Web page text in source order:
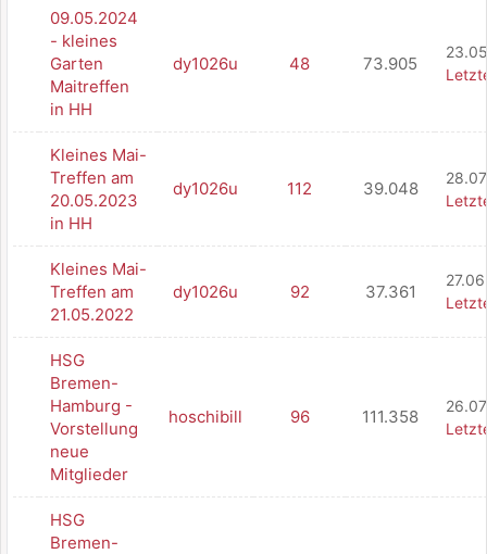
09.05.2024
- kleines
Garten
Maitreffen
in HH
dy1026u 48 73.905
Kleines Mai-
Treffen am
20.05.2023
in HH
dy1026u 112 39.048
Kleines Mai-
Treffen am
21.05.2022
dy1026u 92 37.361
HSG
Bremen-
Hamburg -
Vorstellung
neue
Mitglieder
hoschibill 96 111.358
HSG
Bremen-